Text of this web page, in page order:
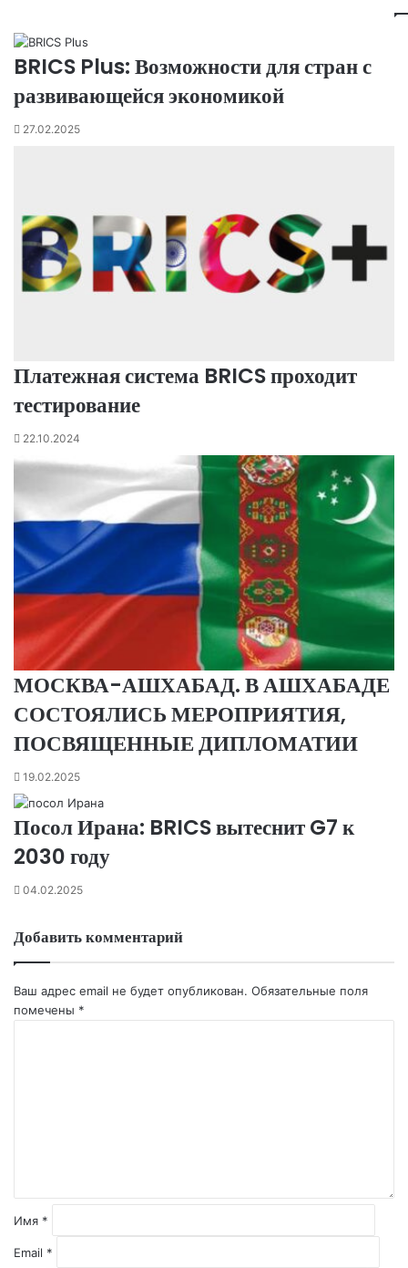
BRICS Plus: Возможности для стран с
развивающейся экономикой
27.02.2025
Платежная система BRICS проходит
тестирование
22.10.2024
МОСКВА-АШХАБАД. В АШХАБАДЕ
СОСТОЯЛИСЬ МЕРОПРИЯТИЯ,
ПОСВЯЩЕННЫЕ ДИПЛОМАТИИ
19.02.2025
Посол Ирана: BRICS вытеснит G7 к
2030 году
04.02.2025
Добавить комментарий
Ваш адрес email не будет опубликован. Обязательные поля
помечены *
и
й
Имя *
Email *